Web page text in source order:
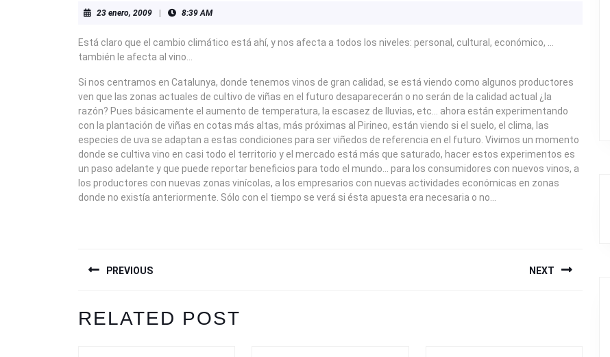
23 enero, 200923
8:39 AM
Está claro que el cambio climático está ahí, y nos afecta a todos los niveles: personal, cultural, económico, …
también le afecta al vino…
Si nos centramos en Catalunya, donde tenemos vinos de gran calidad, se está viendo como algunos productores
ven que las zonas actuales de cultivo de viñas en el futuro desaparecerán o no serán de la calidad actual ¿la
razón? Pues básicamente el aumento de temperatura, la escasez de lluvias, etc… ahora están experimentando
con la plantación de viñas en cotas más altas, más próximas al Pirineo, están viendo si el suelo, el clima, las
especies de uva se adaptan a estas condiciones para ser viñedos de referencia en el futuro. Vivimos un momento
donde se cultiva vino en casi todo el territorio y el mercado está más que saturado, hacer estos experimentos es
un paso adelante y que puede reportar beneficios para todo el mundo… para los consumidores con nuevos vinos, a
los productores con nuevas zonas vinícolas, a los empresarios con nuevas actividades económicas en zonas
donde no existía anteriormente. Sólo con el tiempo se verá si ésta apuesta era necesaria o no…
DE
ENTRADAS
PREVIOUS
post:
NEXT
RELATED POST